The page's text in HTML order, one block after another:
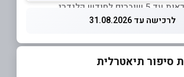
שוברים לחודש קלנדרי
לרכישה עד 31.08.2026
סיפור תיאטרלית